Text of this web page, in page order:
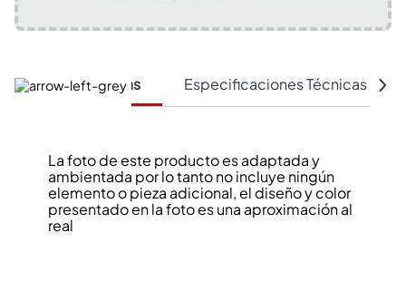
Características Especificaciones Técnicas
La foto de este producto es adaptada y
ambientada por lo tanto no incluye ningún
elemento o pieza adicional, el diseño y color
presentado en la foto es una aproximación al
real